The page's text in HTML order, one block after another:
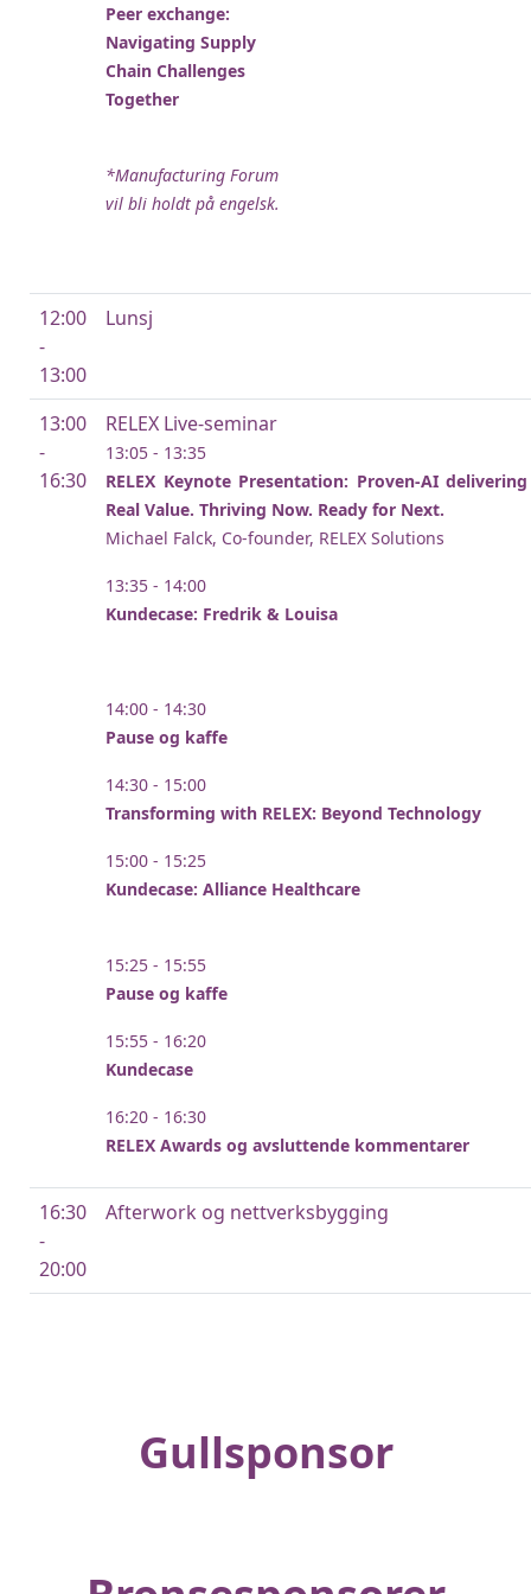
Peer exchange:
Navigating Supply
Chain Challenges
Together
*Manufacturing Forum
vil bli holdt på engelsk.
12:00
-
13:00
Lunsj
13:00
-
16:30
RELEX Live-seminar
13:05 - 13:35
RELEX Keynote Presentation: Proven-AI delivering
Real Value. Thriving Now. Ready for Next.
Michael Falck, Co-founder, RELEX Solutions
13:35 - 14:00
Kundecase: Fredrik & Louisa
14:00 - 14:30
Pause og kaffe
14:30 - 15:00
Transforming with RELEX: Beyond Technology
15:00 - 15:25
Kundecase: Alliance Healthcare
15:25 - 15:55
Pause og kaffe
15:55 - 16:20
Kundecase
16:20 - 16:30
RELEX Awards og avsluttende kommentarer
16:30
-
20:00
Afterwork og nettverksbygging
Gullsponsor